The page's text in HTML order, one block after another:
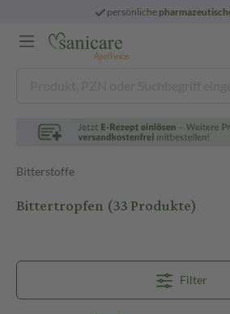
persönliche
Bitterstoffe
Bittertropfen (33 Produkte)
Filter